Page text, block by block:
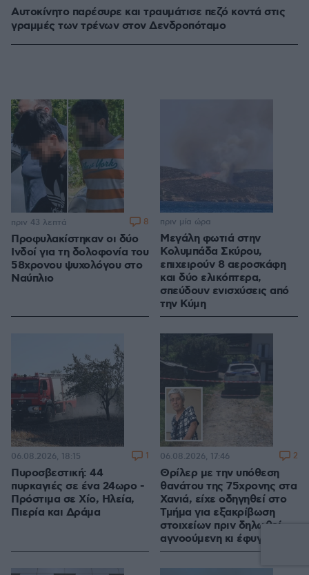
Αυτοκίνητο παρέσυρε και τραυμάτισε πεζό κοντά στις
γραμμές των τρένων στον Δενδροπόταμο
Προφυλακίστηκαν οι δύο
Ινδοί για τη δολοφονία του
58χρονου ψυχολόγου στο
Ναύπλιο
πριν 43 λεπτά 8
Μεγάλη φωτιά στην
Κολυμπάδα Σκύρου,
επιχειρούν 8 αεροσκάφη
και δύο ελικόπτερα,
σπεύδουν ενισχύσεις από
την Κύμη
πριν μία ώρα
Πυροσβεστική: 44
πυρκαγιές σε ένα 24ωρο -
Πρόστιμα σε Χίο, Ηλεία,
Πιερία και Δράμα
06.08.2026, 18:15 1
Θρίλερ με την υπόθεση
θανάτου της 75χρονης στα
Χανιά, είχε οδηγηθεί στο
Τμήμα για εξακρίβωση
στοιχείων πριν δηλωθεί
αγνοούμενη κι έφυγε
06.08.2026, 17:46 2